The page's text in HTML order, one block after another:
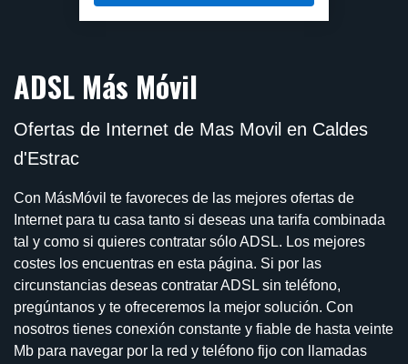
ADSL Más Móvil
Ofertas de Internet de Mas Movil en Caldes
d'Estrac
Con MásMóvil te favoreces de las mejores ofertas de
Internet para tu casa tanto si deseas una tarifa combinada
tal y como si quieres contratar sólo ADSL. Los mejores
costes los encuentras en esta página. Si por las
circunstancias deseas contratar ADSL sin teléfono,
pregúntanos y te ofreceremos la mejor solución. Con
nosotros tienes conexión constante y fiable de hasta veinte
Mb para navegar por la red y teléfono fijo con llamadas